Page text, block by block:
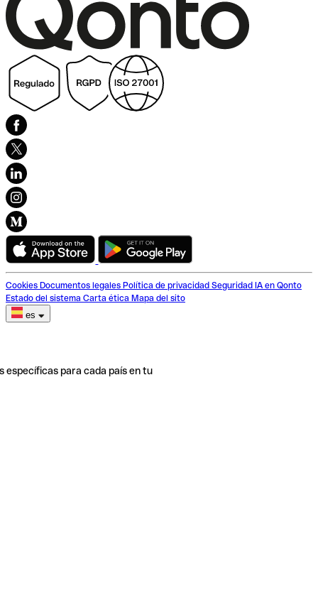
Cookies Documentos legales Política de privacidad Seguridad IA en Qonto
Estado del sistema Carta ética Mapa del sito
es
específicas para cada país en tu